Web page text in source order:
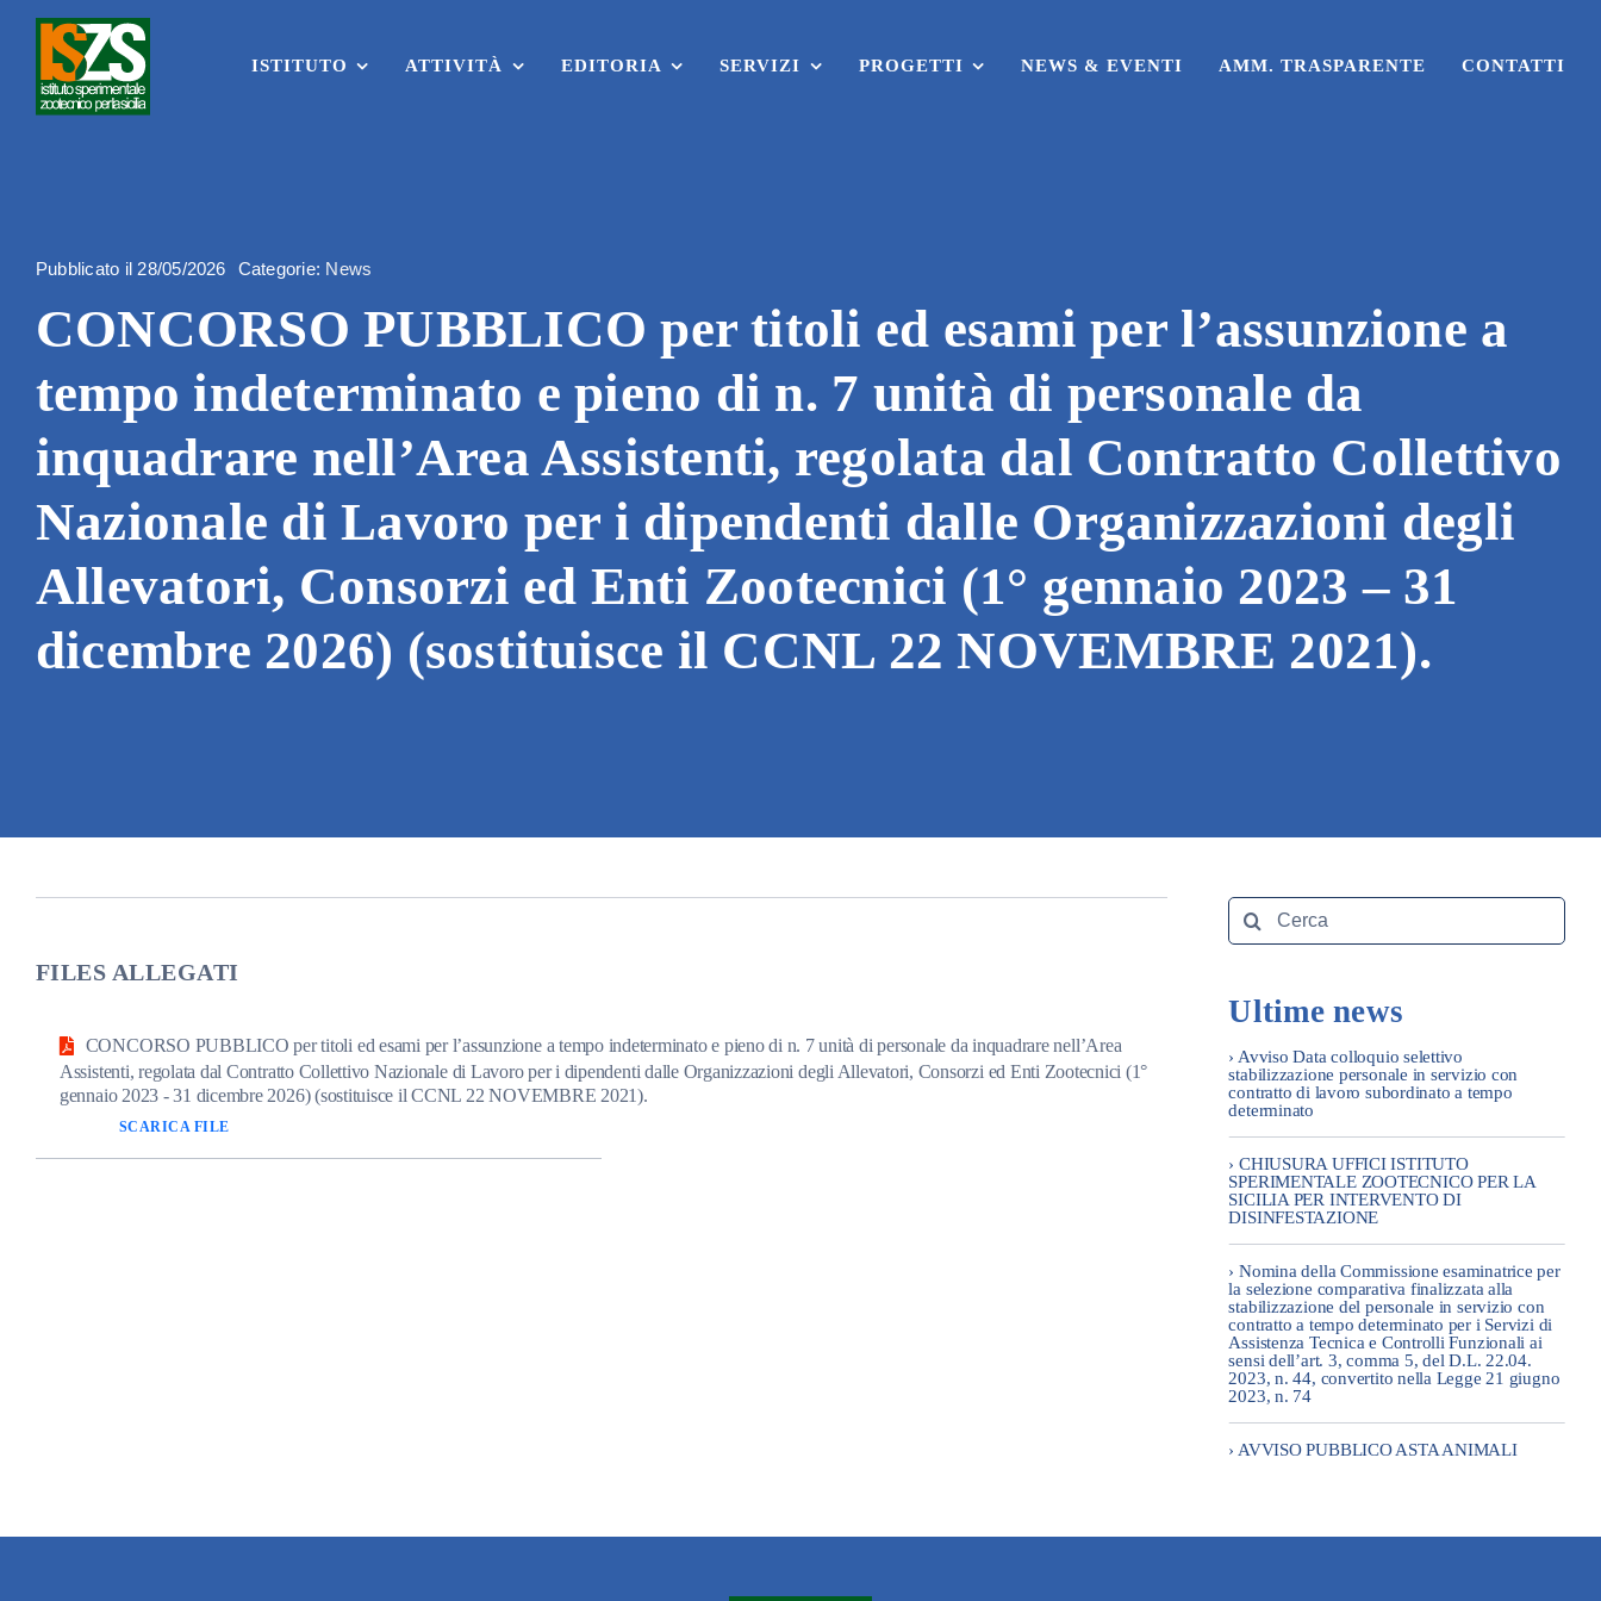
content
ISTITUTO ATTIVITÀ EDITORIA SERVIZI PROGETTI NEWS & EVENTI AMM. TRASPARENTE CONTATTI
Pubblicato il 28/05/2026 Categorie: News
CONCORSO PUBBLICO per titoli ed esami per l’assunzione a
tempo indeterminato e pieno di n. 7 unità di personale da
inquadrare nell’Area Assistenti, regolata dal Contratto Collettivo
Nazionale di Lavoro per i dipendenti dalle Organizzazioni degli
Allevatori, Consorzi ed Enti Zootecnici (1° gennaio 2023 – 31
dicembre 2026) (sostituisce il CCNL 22 NOVEMBRE 2021).
FILES ALLEGATI
CONCORSO PUBBLICO per titoli ed esami per l’assunzione a tempo indeterminato e pieno di n. 7 unità di personale da inquadrare nell’Area
Assistenti, regolata dal Contratto Collettivo Nazionale di Lavoro per i dipendenti dalle Organizzazioni degli Allevatori, Consorzi ed Enti Zootecnici (1°
gennaio 2023 - 31 dicembre 2026) (sostituisce il CCNL 22 NOVEMBRE 2021).
SCARICA FILE
Search
for:
Ultime news
› Avviso Data colloquio selettivo
stabilizzazione personale in servizio con
contratto di lavoro subordinato a tempo
determinato
› CHIUSURA UFFICI ISTITUTO
SPERIMENTALE ZOOTECNICO PER LA
SICILIA PER INTERVENTO DI
DISINFESTAZIONE
› Nomina della Commissione esaminatrice per
la selezione comparativa finalizzata alla
stabilizzazione del personale in servizio con
contratto a tempo determinato per i Servizi di
Assistenza Tecnica e Controlli Funzionali ai
sensi dell’art. 3, comma 5, del D.L. 22.04.
2023, n. 44, convertito nella Legge 21 giugno
2023, n. 74
› AVVISO PUBBLICO ASTA ANIMALI